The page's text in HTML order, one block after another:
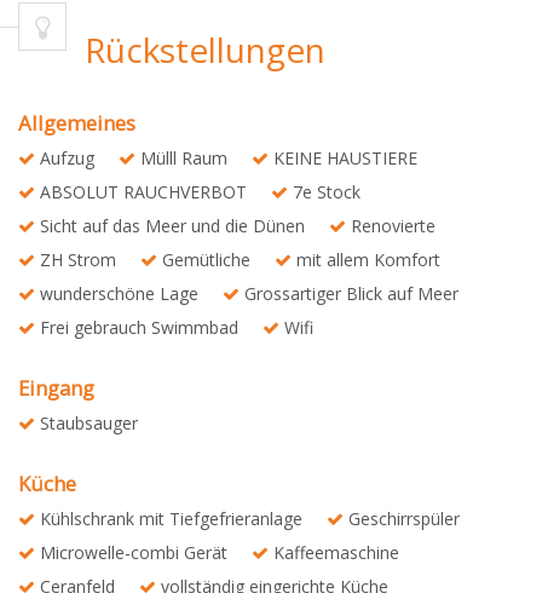
Rückstellungen
Allgemeines
Aufzug Mülll Raum
KEINE HAUSTIERE
ABSOLUT RAUCHVERBOT
7e Stock
Sicht auf das Meer und die Dünen
Renovierte
ZH Strom
Gemütliche
mit allem Komfort
wunderschöne Lage
Grossartiger Blick auf Meer
Frei gebrauch Swimmbad
Wifi
Eingang
Staubsauger
Küche
Kühlschrank mit Tiefgefrieranlage
Geschirrspüler
Microwelle-combi Gerät
Kaffeemaschine
Ceranfeld
vollständig eingerichte Küche